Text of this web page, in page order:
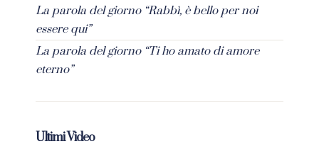
La parola del giorno “Rabbì, è bello per noi
essere qui”
La parola del giorno “Ti ho amato di amore
eterno”
Ultimi Video